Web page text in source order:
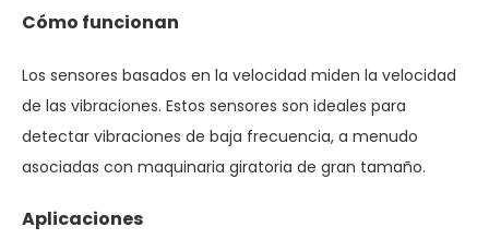
Cómo funcionan
Los sensores basados ​​en la velocidad miden la velocidad
de las vibraciones. Estos sensores son ideales para
detectar vibraciones de baja frecuencia, a menudo
asociadas con maquinaria giratoria de gran tamaño.
Aplicaciones